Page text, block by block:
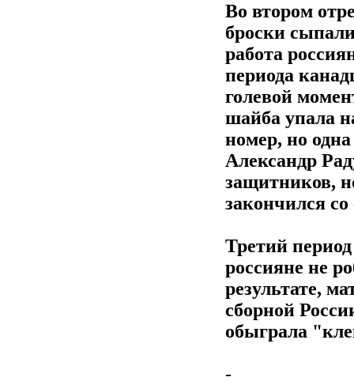
Во втором
броски
работа
периода
голевой
шайба упала
номер, но
Александр
защитников,
закончился
Третий
россияне не
результате,
сборной
обыграла
-